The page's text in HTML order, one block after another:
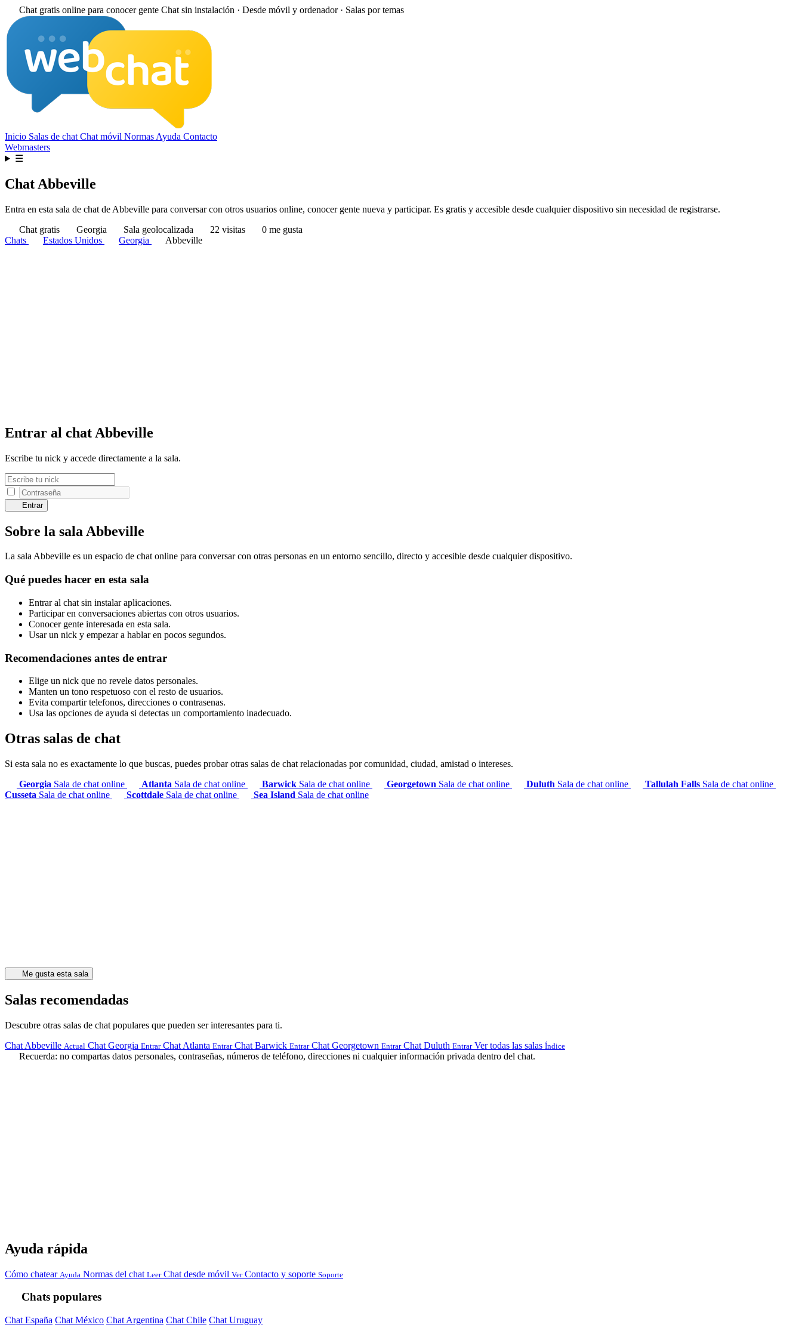
Chat gratis online para conocer gente Chat sin instalación · Desde móvil y ordenador · Salas por temas
Inicio Salas de chat Chat móvil Normas Ayuda Contacto
Webmasters
☰
Chat Abbeville
Entra en esta sala de chat de Abbeville para conversar con otros usuarios online, conocer gente nueva y participar. Es gratis y accesible desde cualquier dispositivo sin necesidad de registrarse.
Chat gratis
Georgia Sala geolocalizada 22 visitas
0 me gusta
Chats
Estados Unidos Georgia Abbeville
Entrar al chat Abbeville
Escribe tu nick y accede directamente a la sala.
Entrar
Sobre la sala Abbeville
La sala Abbeville es un espacio de chat online para conversar con otras personas en un entorno sencillo, directo y accesible desde cualquier dispositivo.
Qué puedes hacer en esta sala
Entrar al chat sin instalar aplicaciones.
Participar en conversaciones abiertas con otros usuarios.
Conocer gente interesada en esta sala.
Usar un nick y empezar a hablar en pocos segundos.
Recomendaciones antes de entrar
Elige un nick que no revele datos personales.
Manten un tono respetuoso con el resto de usuarios.
Evita compartir telefonos, direcciones o contrasenas.
Usa las opciones de ayuda si detectas un comportamiento inadecuado.
Otras salas de chat
Si esta sala no es exactamente lo que buscas, puedes probar otras salas de chat relacionadas por comunidad, ciudad, amistad o intereses.
Georgia Sala de chat online Atlanta Sala de chat online Barwick Sala de chat online Georgetown Sala de chat online Duluth Sala de chat online Tallulah Falls Sala de chat online
Cusseta Sala de chat online Scottdale Sala de chat online Sea Island Sala de chat online
Me gusta esta sala
Salas recomendadas
Descubre otras salas de chat populares que pueden ser interesantes para ti.
Chat Abbeville Actual Chat Georgia Entrar Chat Atlanta Entrar Chat Barwick Entrar Chat Georgetown Entrar Chat Duluth Entrar Ver todas las salas Índice
Recuerda: no compartas datos personales, contraseñas, números de teléfono, direcciones ni cualquier información privada dentro del chat.
Ayuda rápida
Cómo chatear Ayuda Normas del chat Leer Chat desde móvil Ver Contacto y soporte Soporte
Chats populares
Chat España Chat México Chat Argentina Chat Chile Chat Uruguay